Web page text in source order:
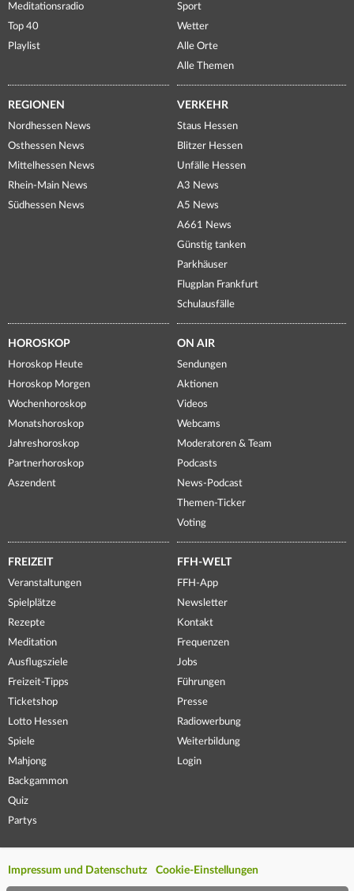
Meditationsradio
Top 40
Playlist
Sport
Wetter
Alle Orte
Alle Themen
REGIONEN
Nordhessen News
Osthessen News
Mittelhessen News
Rhein-Main News
Südhessen News
VERKEHR
Staus Hessen
Blitzer Hessen
Unfälle Hessen
A3 News
A5 News
A661 News
Günstig tanken
Parkhäuser
Flugplan Frankfurt
Schulausfälle
HOROSKOP
Horoskop Heute
Horoskop Morgen
Wochenhoroskop
Monatshoroskop
Jahreshoroskop
Partnerhoroskop
Aszendent
ON AIR
Sendungen
Aktionen
Videos
Webcams
Moderatoren & Team
Podcasts
News-Podcast
Themen-Ticker
Voting
FREIZEIT
Veranstaltungen
Spielplätze
Rezepte
Meditation
Ausflugsziele
Freizeit-Tipps
Ticketshop
Lotto Hessen
Spiele
Mahjong
Backgammon
Quiz
Partys
FFH-WELT
FFH-App
Newsletter
Kontakt
Frequenzen
Jobs
Führungen
Presse
Radiowerbung
Weiterbildung
Login
Impressum und Datenschutz Cookie-Einstellungen